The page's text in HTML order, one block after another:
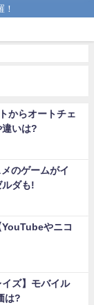
からオートチェ
違いは?
のゲームがイ
ダも!
やニコ
イズ】モバイル
は?